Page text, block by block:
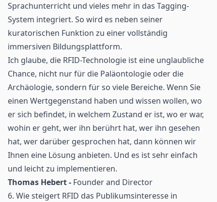
Sprachunterricht und vieles mehr in das Tagging-
System integriert. So wird es neben seiner
kuratorischen Funktion zu einer vollständig
immersiven Bildungsplattform.
Ich glaube, die RFID-Technologie ist eine unglaubliche
Chance, nicht nur für die Paläontologie oder die
Archäologie, sondern für so viele Bereiche. Wenn Sie
einen Wertgegenstand haben und wissen wollen, wo
er sich befindet, in welchem Zustand er ist, wo er war,
wohin er geht, wer ihn berührt hat, wer ihn gesehen
hat, wer darüber gesprochen hat, dann können wir
Ihnen eine Lösung anbieten. Und es ist sehr einfach
und leicht zu implementieren.
Thomas Hebert - Founder and Director
6. Wie steigert RFID das Publikumsinteresse in